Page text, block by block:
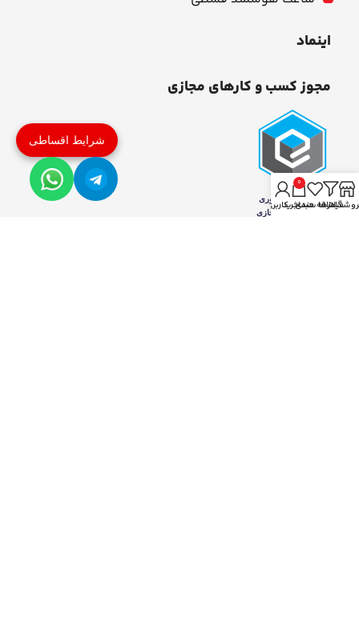
اینماد
مجوز کسب و کارهای مجازی
شرایط اقساطی
فیلترها
علاقه مندی
0
سبد خرید
حساب کاربری من